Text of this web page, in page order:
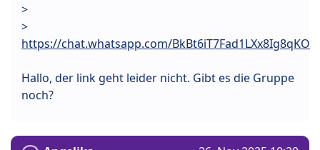
>
>
https://chat.whatsapp.com/BkBt6iT7Fad1LXx8Ig8qKO
Hallo, der link geht leider nicht. Gibt es die Gruppe
noch?